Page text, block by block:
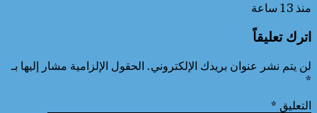
منذ 13 ساعة
اترك تعليقاً
لن يتم نشر عنوان بريدك الإلكتروني. الحقول الإلزامية مشار إليها بـ
*
التعليق *